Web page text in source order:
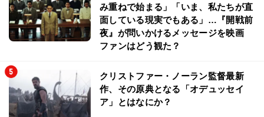
み重ねで始まる」「いま、私たちが直
面している現実でもある」…『開戦前
夜』が問いかけるメッセージを映画
ファンはどう観た？
クリストファー・ノーラン監督最新
作、その原典となる「オデュッセイ
ア」とはなにか？